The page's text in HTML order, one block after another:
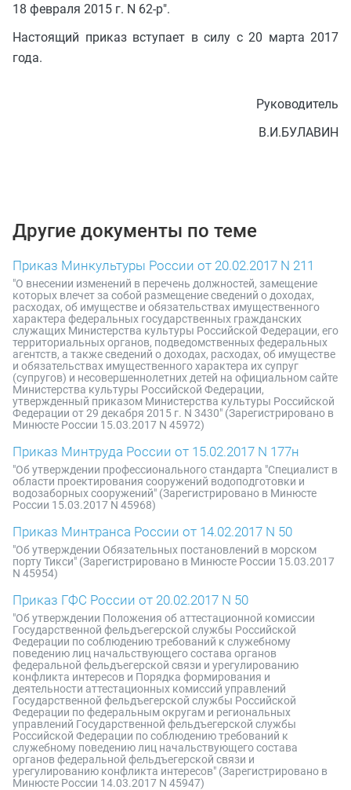
18 февраля 2015 г. N 62-р".
Настоящий приказ вступает в силу с 20 марта 2017
года.
Руководитель
В.И.БУЛАВИН
Другие документы по теме
Приказ Минкультуры России от 20.02.2017 N 211
"О внесении изменений в перечень должностей, замещение
которых влечет за собой размещение сведений о доходах,
расходах, об имуществе и обязательствах имущественного
характера федеральных государственных гражданских
служащих Министерства культуры Российской Федерации, его
территориальных органов, подведомственных федеральных
агентств, а также сведений о доходах, расходах, об имуществе
и обязательствах имущественного характера их супруг
(супругов) и несовершеннолетних детей на официальном сайте
Министерства культуры Российской Федерации,
утвержденный приказом Министерства культуры Российской
Федерации от 29 декабря 2015 г. N 3430" (Зарегистрировано в
Минюсте России 15.03.2017 N 45972)
Приказ Минтруда России от 15.02.2017 N 177н
"Об утверждении профессионального стандарта "Специалист в
области проектирования сооружений водоподготовки и
водозаборных сооружений" (Зарегистрировано в Минюсте
России 15.03.2017 N 45968)
Приказ Минтранса России от 14.02.2017 N 50
"Об утверждении Обязательных постановлений в морском
порту Тикси" (Зарегистрировано в Минюсте России 15.03.2017
N 45954)
Приказ ГФС России от 20.02.2017 N 50
"Об утверждении Положения об аттестационной комиссии
Государственной фельдъегерской службы Российской
Федерации по соблюдению требований к служебному
поведению лиц начальствующего состава органов
федеральной фельдъегерской связи и урегулированию
конфликта интересов и Порядка формирования и
деятельности аттестационных комиссий управлений
Государственной фельдъегерской службы Российской
Федерации по федеральным округам и региональных
управлений Государственной фельдъегерской службы
Российской Федерации по соблюдению требований к
служебному поведению лиц начальствующего состава
органов федеральной фельдъегерской связи и
урегулированию конфликта интересов" (Зарегистрировано в
Минюсте России 14.03.2017 N 45947)